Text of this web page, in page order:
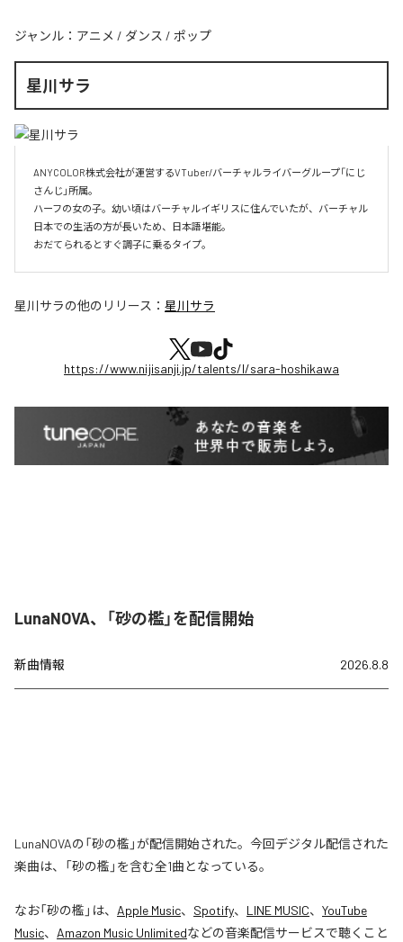
ジャンル： アニメ / ダンス / ポップ
星川サラ
ANYCOLOR株式会社が運営するVTuber/バーチャルライバーグループ「にじ
さんじ」所属。
ハーフの女の子。幼い頃はバーチャルイギリスに住んでいたが、バーチャル
日本での生活の方が長いため、日本語堪能。
おだてられるとすぐ調子に乗るタイプ。
星川サラの他のリリース： 星川サラ
https://www.nijisanji.jp/talents/l/sara-hoshikawa
LunaNOVA、「砂の檻」を配信開始
新曲情報 2026.8.8
LunaNOVAの「砂の檻」が配信開始された。今回デジタル配信された
楽曲は、「砂の檻」を含む全1曲となっている。
なお「砂の檻 」は、 Apple Music、 Spotify、 LINE MUSIC、 YouTube
Music、 Amazon Music Unlimitedなどの音楽配信サービスで聴くこと